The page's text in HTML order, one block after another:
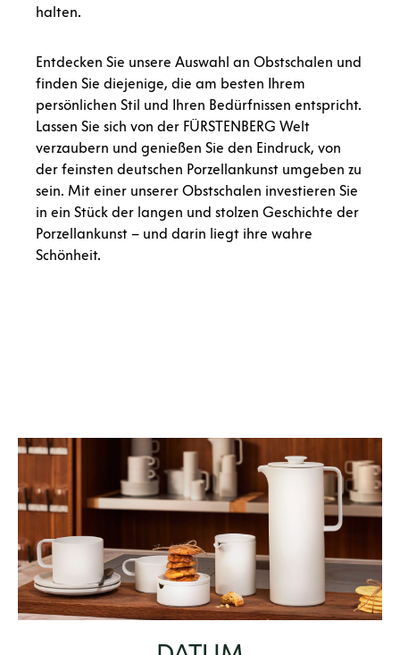
halten.
Entdecken Sie unsere Auswahl an Obstschalen und
finden Sie diejenige, die am besten Ihrem
persönlichen Stil und Ihren Bedürfnissen entspricht.
Lassen Sie sich von der FÜRSTENBERG Welt
verzaubern und genießen Sie den Eindruck, von
der feinsten deutschen Porzellankunst umgeben zu
sein. Mit einer unserer Obstschalen investieren Sie
in ein Stück der langen und stolzen Geschichte der
Porzellankunst – und darin liegt ihre wahre
Schönheit.